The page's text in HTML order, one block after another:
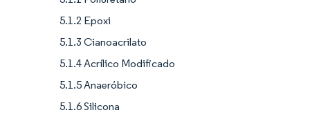
5.1.2 Epoxi
5.1.3 Cianoacrilato
5.1.4 Acrílico Modificado
5.1.5 Anaeróbico
5.1.6 Silicona